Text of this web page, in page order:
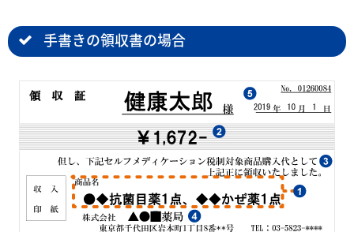
手書きの領収書の場合